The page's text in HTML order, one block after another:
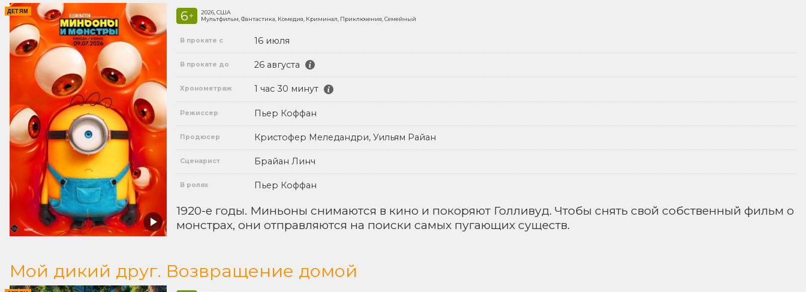
ДЕТЯМ 6 +
2026, США
Мультфильм, Фантастика, Комедия, Криминал, Приключения, Семейный
В прокате с 16 июля
В прокате до 26 августа
Хронометраж 1 час 30 минут
Режиссер Пьер Коффан
Продюсер Кристофер Меледандри, Уильям Райан
Сценарист Брайан Линч
В ролях Пьер Коффан
1920-е годы. Миньоны снимаются в кино и покоряют Голливуд. Чтобы снять свой собственный фильм о
монстрах, они отправляются на поиски самых пугающих существ.
Мой дикий друг. Возвращение домой